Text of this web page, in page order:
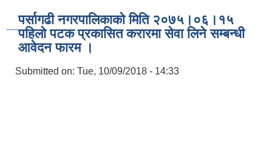
पर्सागढी नगरपालिकाको मिति २०७५।०६।१५
पहिलो पटक प्रकासित करारमा सेवा लिने सम्बन्धी
आवेदन फारम ।
Submitted on: Tue, 10/09/2018 - 14:33